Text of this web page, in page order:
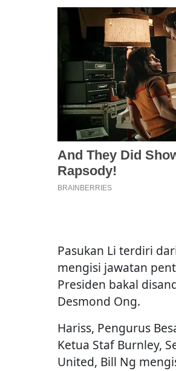
Pasukan Li terdiri
mengisi jawatan
Presiden bakal
Desmond Ong.
Hariss, Pengurus
Ketua Staf Burnley,
United, Bill Ng